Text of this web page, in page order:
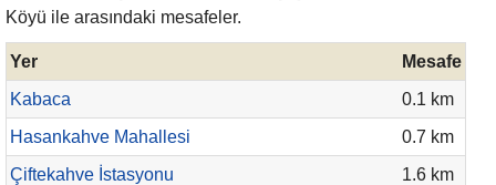
Köyü ile arasındaki mesafeler.
Yer
Mesafe
Kabaca
0.1 km
Hasankahve Mahallesi
0.7 km
Çiftekahve İstasyonu
1.6 km